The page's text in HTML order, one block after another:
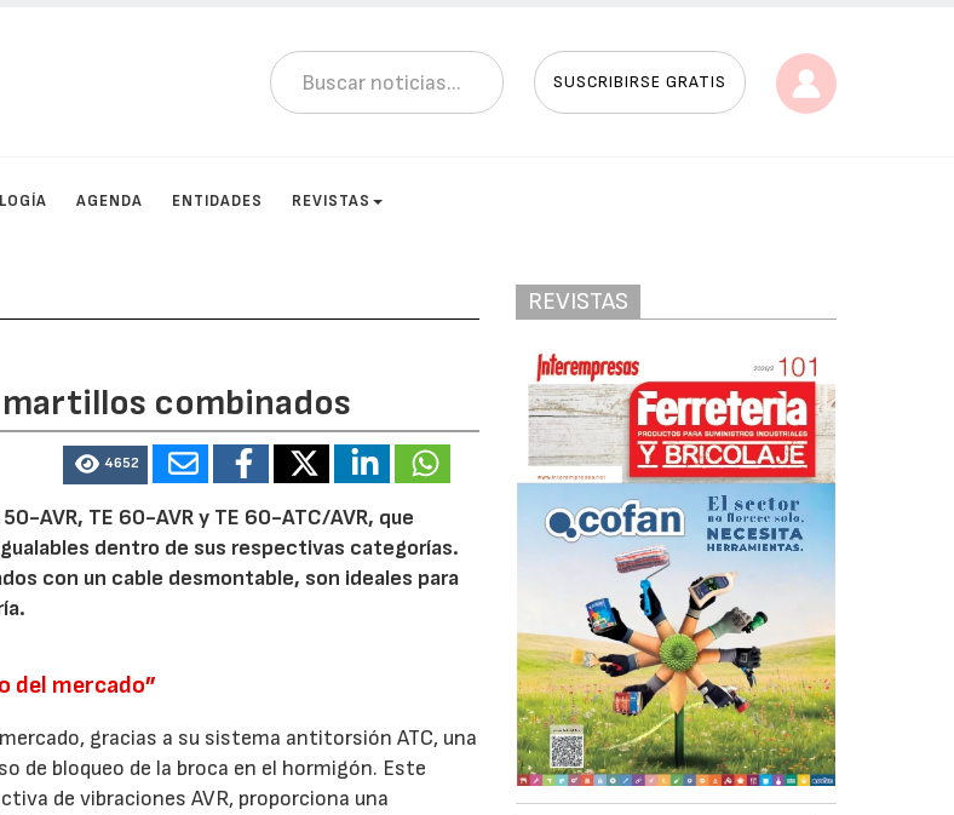
SUSCRIBIRSE GRATIS
AGENDA ENTIDADES REVISTAS
combinados
4652
AVR, TE 60-AVR y TE 60-ATC/AVR, que
dentro de sus respectivas categorías.
con un cable desmontable, son ideales para
del mercado”
gracias a su sistema antitorsión ATC, una
de bloqueo de la broca en el hormigón. Este
de vibraciones AVR, proporciona una
REVISTAS